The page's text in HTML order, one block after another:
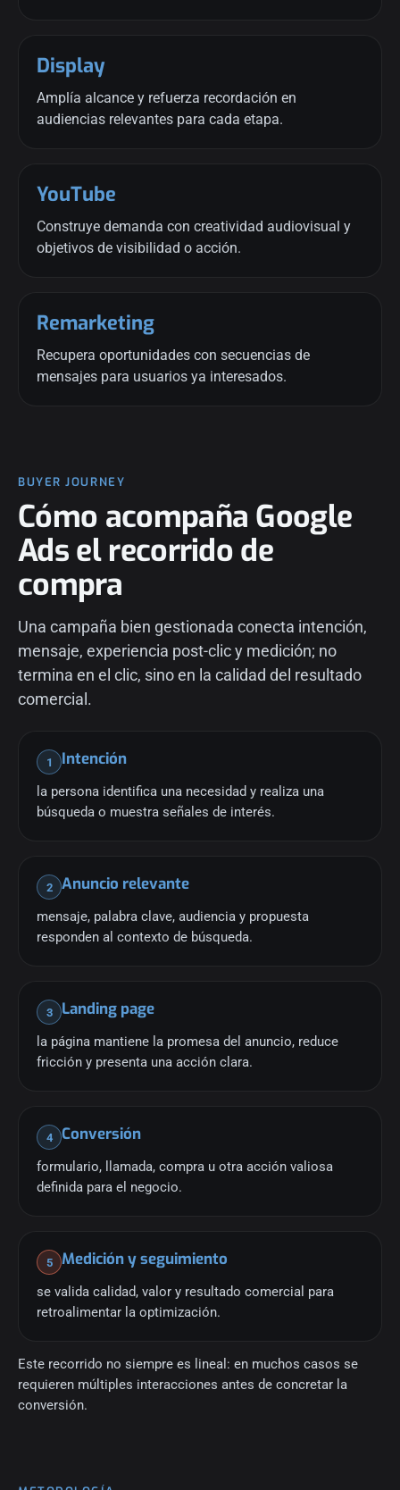
Display
Amplía alcance y refuerza recordación en
audiencias relevantes para cada etapa.
YouTube
Construye demanda con creatividad audiovisual y
objetivos de visibilidad o acción.
Remarketing
Recupera oportunidades con secuencias de
mensajes para usuarios ya interesados.
BUYER JOURNEY
Cómo acompaña Google
Ads el recorrido de
compra
Una campaña bien gestionada conecta intención,
mensaje, experiencia post-clic y medición; no
termina en el clic, sino en la calidad del resultado
comercial.
1 Intención
la persona identifica una necesidad y realiza una
búsqueda o muestra señales de interés.
2 Anuncio relevante
mensaje, palabra clave, audiencia y propuesta
responden al contexto de búsqueda.
3 Landing page
la página mantiene la promesa del anuncio, reduce
fricción y presenta una acción clara.
4 Conversión
formulario, llamada, compra u otra acción valiosa
definida para el negocio.
5 Medición y seguimiento
se valida calidad, valor y resultado comercial para
retroalimentar la optimización.
Este recorrido no siempre es lineal: en muchos casos se
requieren múltiples interacciones antes de concretar la
conversión.